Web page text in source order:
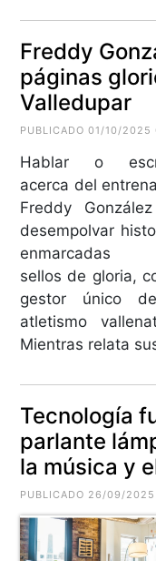
Freddy
páginas
Valledupar
PUBLICADO 01/10/2025
Hablar o
acerca del
Freddy
desempolvar
enmarcadas
sellos de gloria,
gestor único
atletismo
Mientras relata
Tecnología
parlante
la música y
PUBLICADO 26/09/2025